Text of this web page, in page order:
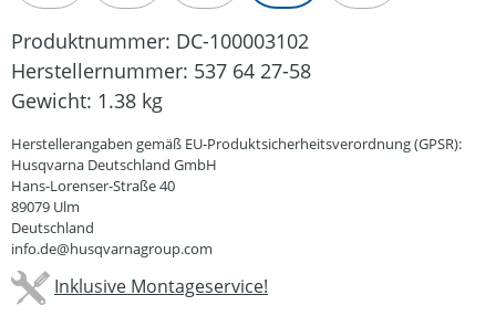
Produktnummer: DC-100003102
Herstellernummer: 537 64 27-58
Gewicht: 1.38 kg
Herstellerangaben gemäß EU-Produktsicherheitsverordnung (GPSR):
Husqvarna Deutschland GmbH
Hans-Lorenser-Straße 40
89079 Ulm
Deutschland
info.de@husqvarnagroup.com
Inklusive Montageservice!